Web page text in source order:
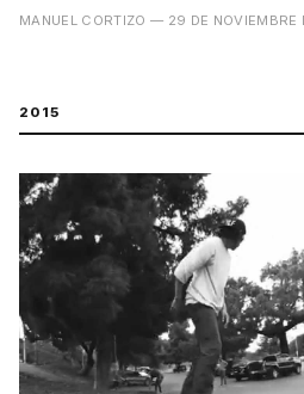
MANUEL CORTIZO — 29 DE NOVIEMBRE
2015